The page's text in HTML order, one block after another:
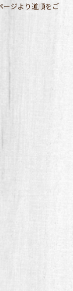
ージより道順をご